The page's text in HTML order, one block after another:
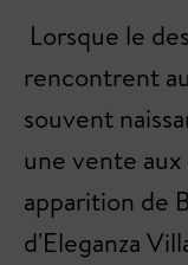
Lorsque le
rencontrent
souvent
une vente
apparition de
d'Eleganza